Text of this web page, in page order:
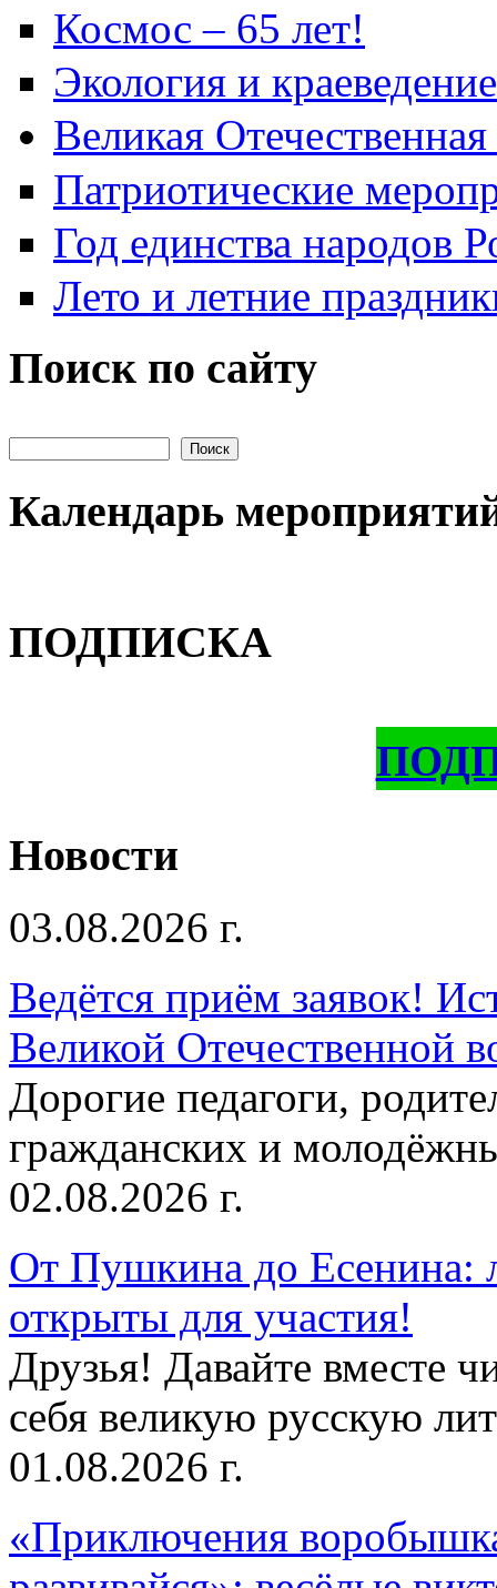
Космос – 65 лет!
Экология и краеведение
Великая
Патриотические
Год единства народов
Лето и летние
Поиск по сайту
Календарь
ПОДПИСКА
Новости
03.08.2026 г.
Ведётся приём заявок!
Великой Отечественной
Дорогие педагоги,
гражданских и
02.08.2026 г.
От Пушкина до Есенина:
открыты для участия!
Друзья! Давайте вместе
себя великую русскую
01.08.2026 г.
«Приключения